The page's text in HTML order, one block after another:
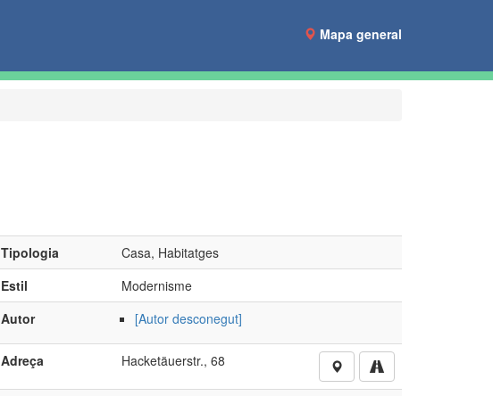
Mapa general
Tipologia
Casa, Habitatges
Estil
Modernisme
Autor
[Autor desconegut]
Adreça Hacketäuerstr., 68